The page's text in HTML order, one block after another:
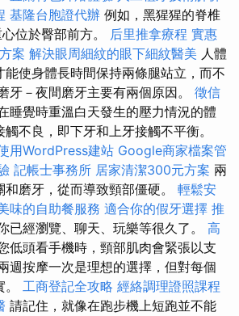
基隆台胞證代辦 例如，黑猩猩的脊椎
位於臀部前方。 后里推拿療程 實惠
案 解決眼周細紋的眼下細紋醫美 人體
能使身體長時間保持兩條腿站立，而不
牙－夜間磨牙主要有兩個原因。 徵信
睡覺時重溫白天發生的壓力情況的體
不良，即下牙和上牙接觸不平衡。
用WordPress建站 Google商家檔案管
記帳士事務所 居家清潔300元方案 兩
磨牙，從而導致頸部僵硬。 輕鬆安
味的自助餐服務 適合你的假牙選擇 推
已經瀏覽、聊天、玩樂等很久了。 高
低頭看手機時，頸部肌肉會緊張以支
週按摩一次是理想的選擇，但對每個
工商登記全攻略 經絡調理證照課程
請記住，就像在跑步機上短跑並不能